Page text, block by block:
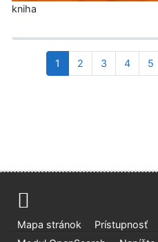
kniha
1 2 3 4 5
Mapa stránok Prístupnosť